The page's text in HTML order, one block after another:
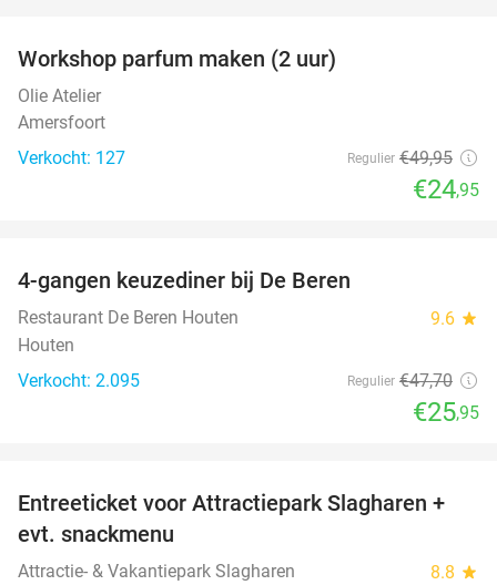
Workshop parfum maken (2 uur)
Olie Atelier
Amersfoort
Verkocht: 127
Regulier €49,95
€24,95
4-gangen keuzediner bij De Beren
Restaurant De Beren Houten 9.6 star
Houten
Verkocht: 2.095
Regulier €47,70
€25,95
41%
Entreeticket voor Attractiepark Slagharen +
evt. snackmenu
Attractie- & Vakantiepark Slagharen 8.8 star